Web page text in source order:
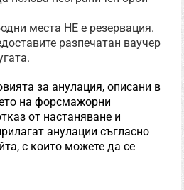
места НЕ е резервация.
разпечатан ваучер
за анулация, описани в
на форсмажорни
от настаняване и
анулации съгласно
с които можете да се